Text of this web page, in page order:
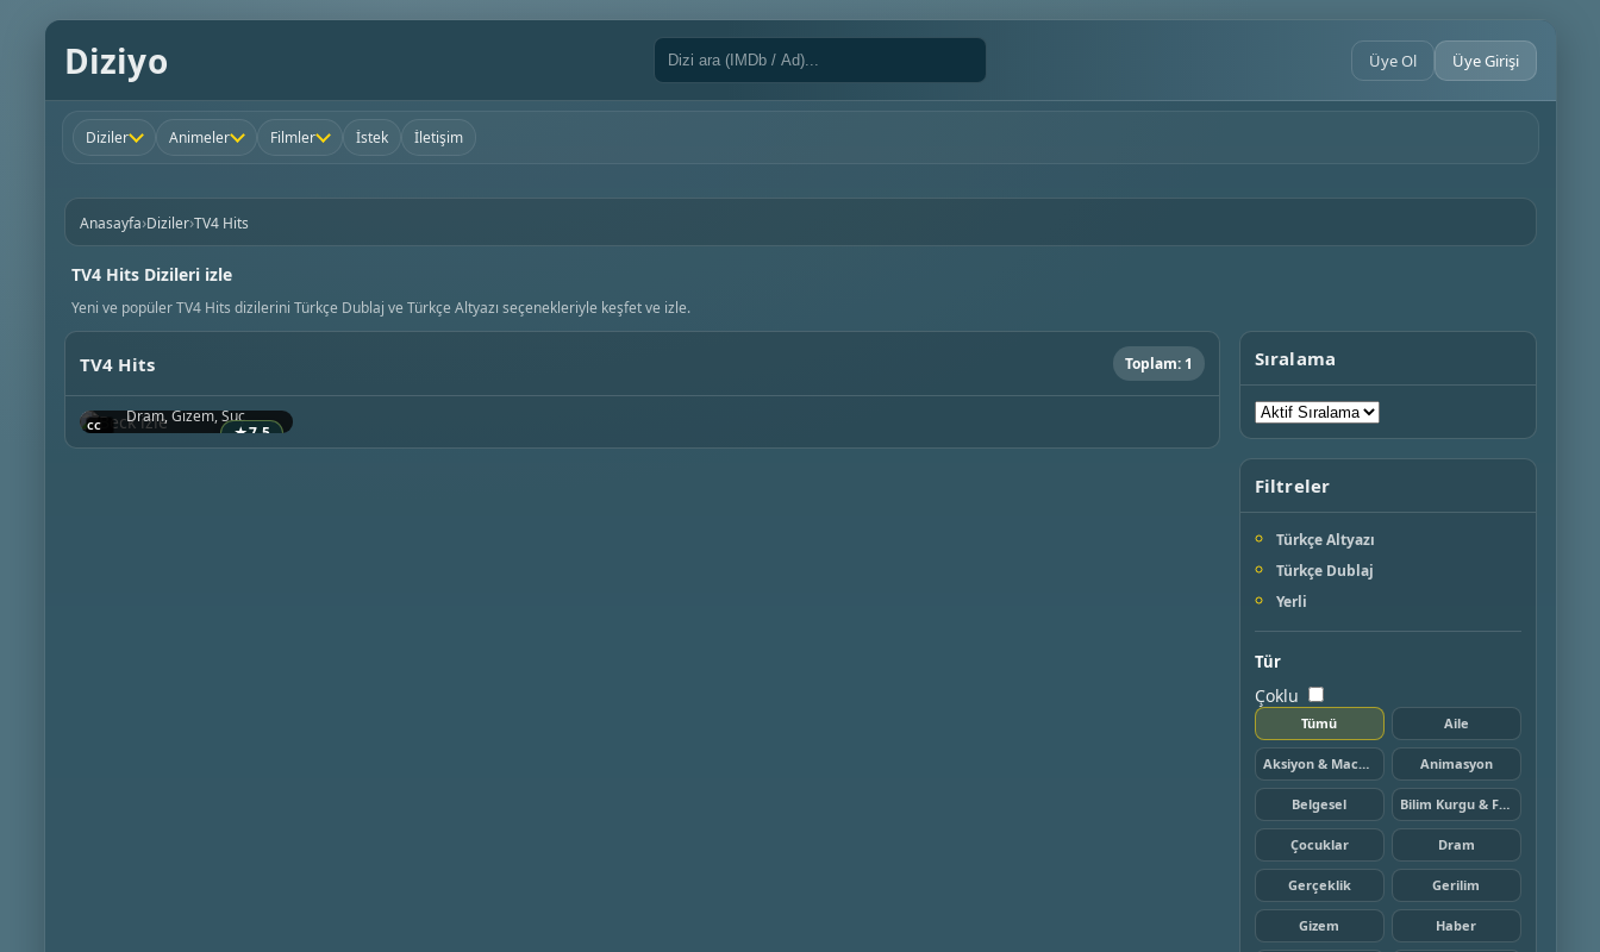
Diziyo Üye Ol Üye Girişi
Diziler Animeler Filmler İstek İletişim
Anasayfa›Diziler›TV4 Hits
TV4 Hits Dizileri izle
Yeni ve popüler TV4 Hits dizilerini Türkçe Dublaj ve Türkçe Altyazı seçenekleriyle keşfet ve izle.
TV4 Hits Toplam: 1
★7.5
1999 • İsveç
Dram, Gizem, Suç
Sıralama
Filtreler
Türkçe Altyazı
Türkçe Dublaj
Yerli
Tür
Çoklu
Tümü Aile
Aksiyon & Macera Animasyon
Belgesel Bilim Kurgu & Fantazi
Çocuklar Dram
Gerçeklik Gerilim
Gizem Haber